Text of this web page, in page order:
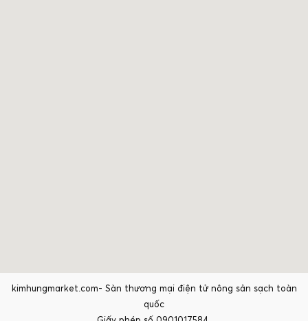
kimhungmarket.com- Sàn thương mại điện tử nông sản sạch toàn
quốc